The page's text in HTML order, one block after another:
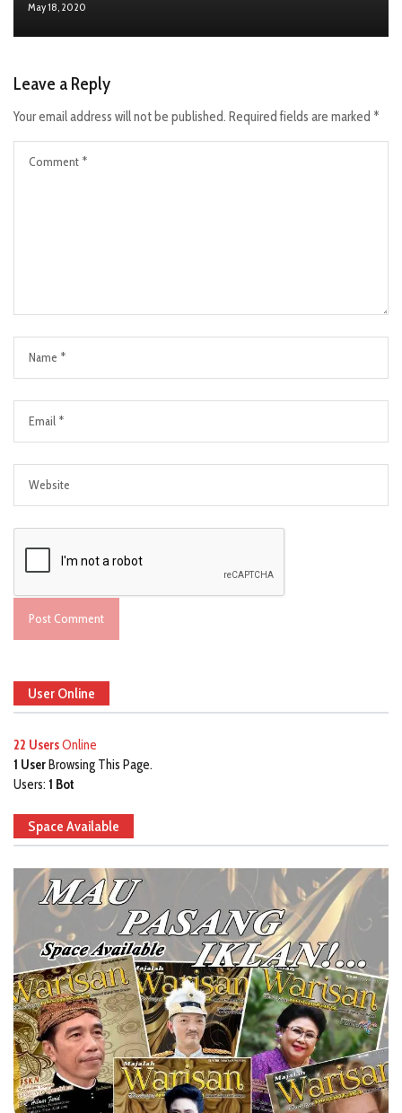
May 18, 2020
Leave a Reply
Your email address will not be published. Required fields are marked *
User Online
22 UsersOnline
1 UserBrowsing This Page.
Users: 1 Bot
Space Available